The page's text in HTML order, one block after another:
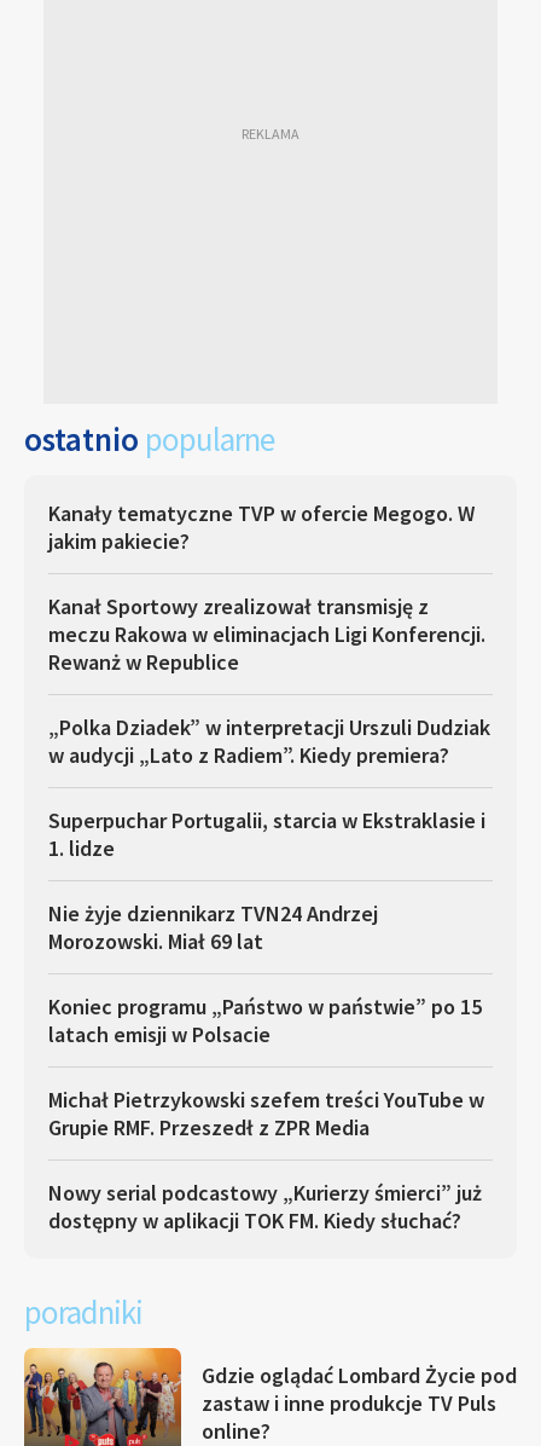
ostatnio popularne
Kanały tematyczne TVP w ofercie Megogo. W
jakim pakiecie?
Kanał Sportowy zrealizował transmisję z
meczu Rakowa w eliminacjach Ligi Konferencji.
Rewanż w Republice
„Polka Dziadek” w interpretacji Urszuli Dudziak
w audycji „Lato z Radiem”. Kiedy premiera?
Superpuchar Portugalii, starcia w Ekstraklasie i
1. lidze
Nie żyje dziennikarz TVN24 Andrzej
Morozowski. Miał 69 lat
Koniec programu „Państwo w państwie” po 15
latach emisji w Polsacie
Michał Pietrzykowski szefem treści YouTube w
Grupie RMF. Przeszedł z ZPR Media
Nowy serial podcastowy „Kurierzy śmierci” już
dostępny w aplikacji TOK FM. Kiedy słuchać?
poradniki
Gdzie oglądać Lombard Życie pod
zastaw i inne produkcje TV Puls
online?